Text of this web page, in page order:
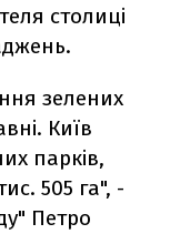
столиці
зелених
Київ
парків,
505 га", -
Петро